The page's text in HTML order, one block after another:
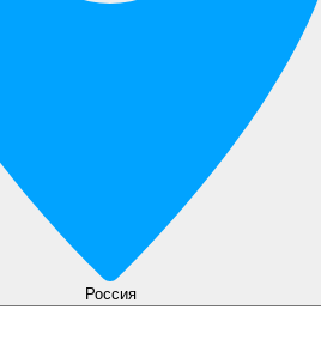
Россия